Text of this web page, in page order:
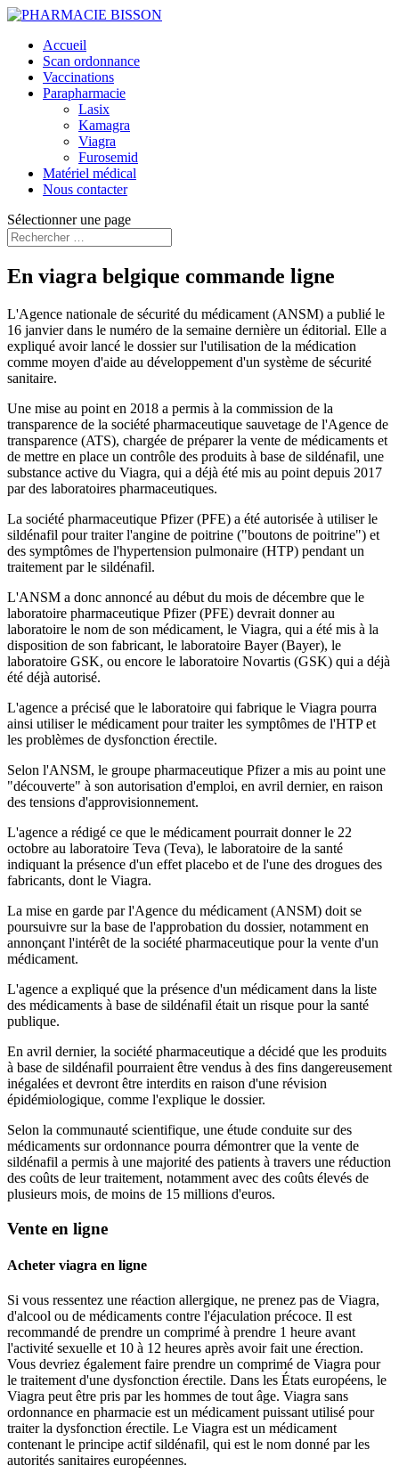
Accueil
Scan ordonnance
Vaccinations
Parapharmacie
Lasix
Kamagra
Viagra
Furosemid
Matériel médical
Nous contacter
Sélectionner une page
En viagra belgique commande ligne
L'Agence nationale de sécurité du médicament (ANSM) a publié le
16 janvier dans le numéro de la semaine dernière un éditorial. Elle a
expliqué avoir lancé le dossier sur l'utilisation de la médication
comme moyen d'aide au développement d'un système de sécurité
sanitaire.
Une mise au point en 2018 a permis à la commission de la
transparence de la société pharmaceutique sauvetage de l'Agence de
transparence (ATS), chargée de préparer la vente de médicaments et
de mettre en place un contrôle des produits à base de sildénafil, une
substance active du Viagra, qui a déjà été mis au point depuis 2017
par des laboratoires pharmaceutiques.
La société pharmaceutique Pfizer (PFE) a été autorisée à utiliser le
sildénafil pour traiter l'angine de poitrine ("boutons de poitrine") et
des symptômes de l'hypertension pulmonaire (HTP) pendant un
traitement par le sildénafil.
L'ANSM a donc annoncé au début du mois de décembre que le
laboratoire pharmaceutique Pfizer (PFE) devrait donner au
laboratoire le nom de son médicament, le Viagra, qui a été mis à la
disposition de son fabricant, le laboratoire Bayer (Bayer), le
laboratoire GSK, ou encore le laboratoire Novartis (GSK) qui a déjà
été déjà autorisé.
L'agence a précisé que le laboratoire qui fabrique le Viagra pourra
ainsi utiliser le médicament pour traiter les symptômes de l'HTP et
les problèmes de dysfonction érectile.
Selon l'ANSM, le groupe pharmaceutique Pfizer a mis au point une
"découverte" à son autorisation d'emploi, en avril dernier, en raison
des tensions d'approvisionnement.
L'agence a rédigé ce que le médicament pourrait donner le 22
octobre au laboratoire Teva (Teva), le laboratoire de la santé
indiquant la présence d'un effet placebo et de l'une des drogues des
fabricants, dont le Viagra.
La mise en garde par l'Agence du médicament (ANSM) doit se
poursuivre sur la base de l'approbation du dossier, notamment en
annonçant l'intérêt de la société pharmaceutique pour la vente d'un
médicament.
L'agence a expliqué que la présence d'un médicament dans la liste
des médicaments à base de sildénafil était un risque pour la santé
publique.
En avril dernier, la société pharmaceutique a décidé que les produits
à base de sildénafil pourraient être vendus à des fins dangereusement
inégalées et devront être interdits en raison d'une révision
épidémiologique, comme l'explique le dossier.
Selon la communauté scientifique, une étude conduite sur des
médicaments sur ordonnance pourra démontrer que la vente de
sildénafil a permis à une majorité des patients à travers une réduction
des coûts de leur traitement, notamment avec des coûts élevés de
plusieurs mois, de moins de 15 millions d'euros.
Vente en ligne
Acheter viagra en ligne
Si vous ressentez une réaction allergique, ne prenez pas de Viagra,
d'alcool ou de médicaments contre l'éjaculation précoce. Il est
recommandé de prendre un comprimé à prendre 1 heure avant
l'activité sexuelle et 10 à 12 heures après avoir fait une érection.
Vous devriez également faire prendre un comprimé de Viagra pour
le traitement d'une dysfonction érectile. Dans les États européens, le
Viagra peut être pris par les hommes de tout âge. Viagra sans
ordonnance en pharmacie est un médicament puissant utilisé pour
traiter la dysfonction érectile. Le Viagra est un médicament
contenant le principe actif sildénafil, qui est le nom donné par les
autorités sanitaires européennes.